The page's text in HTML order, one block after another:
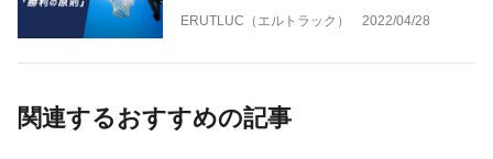
ERUTLUC（エルトラック） 2022/04/28
関連するおすすめの記事